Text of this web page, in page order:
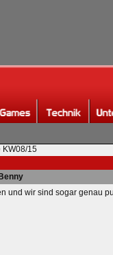
KW08/15
Benny
und wir sind sogar genau